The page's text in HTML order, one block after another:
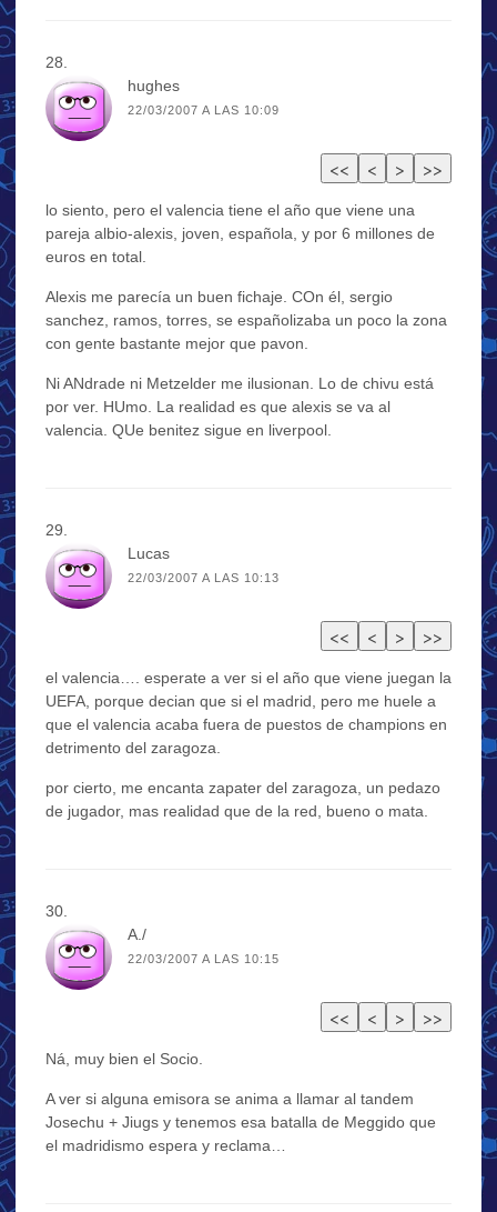
hughes
22/03/2007 A LAS 10:09
lo siento, pero el valencia tiene el año que viene una
pareja albio-alexis, joven, española, y por 6 millones de
euros en total.
Alexis me parecía un buen fichaje. COn él, sergio
sanchez, ramos, torres, se españolizaba un poco la zona
con gente bastante mejor que pavon.
Ni ANdrade ni Metzelder me ilusionan. Lo de chivu está
por ver. HUmo. La realidad es que alexis se va al
valencia. QUe benitez sigue en liverpool.
Lucas
22/03/2007 A LAS 10:13
el valencia…. esperate a ver si el año que viene juegan la
UEFA, porque decian que si el madrid, pero me huele a
que el valencia acaba fuera de puestos de champions en
detrimento del zaragoza.
por cierto, me encanta zapater del zaragoza, un pedazo
de jugador, mas realidad que de la red, bueno o mata.
A./
22/03/2007 A LAS 10:15
Ná, muy bien el Socio.
A ver si alguna emisora se anima a llamar al tandem
Josechu + Jiugs y tenemos esa batalla de Meggido que
el madridismo espera y reclama…